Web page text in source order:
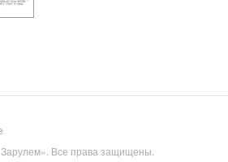
Все права защищены.